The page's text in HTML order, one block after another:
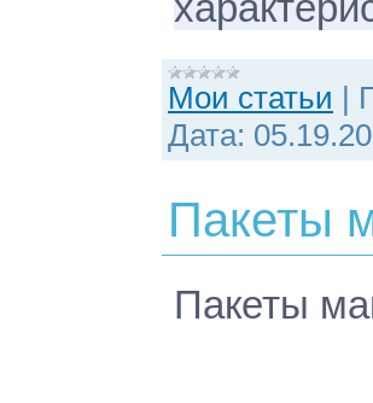
Мои статьи |
Дата:
Пакеты
Пакеты